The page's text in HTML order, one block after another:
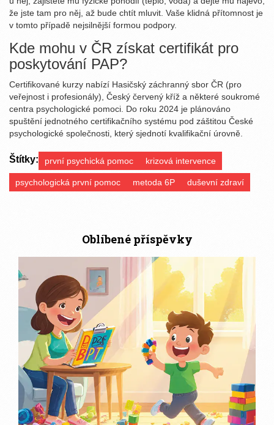
že jste tam pro něj, až bude chtít mluvit. Vaše klidná přítomnost je
v tomto případě nejsilnější formou podpory.
Kde mohu v ČR získat certifikát pro
poskytování PAP?
Certifikované kurzy nabízí Hasičský záchranný sbor ČR (pro
veřejnost i profesionály), Český červený kříž a některé soukromé
centra psychologické pomoci. Do roku 2024 je plánováno
spuštění jednotného certifikačního systému pod záštitou České
psychologické společnosti, který sjednotí kvalifikační úrovně.
Štítky: první psychická pomoc krizová intervence
psychologická první pomoc metoda 6P duševní zdraví
Oblíbené příspěvky